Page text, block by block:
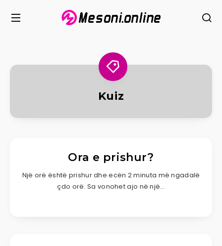
Kuiz
Ora e prishur?
Një orë është prishur dhe ecën 2 minuta më ngadalë
çdo orë. Sa vonohet ajo në një…